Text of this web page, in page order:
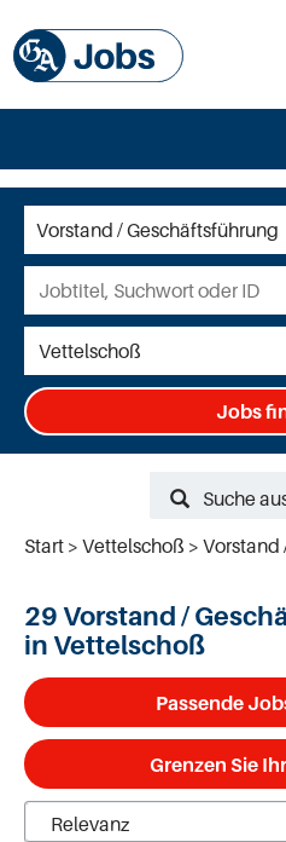
Jobs
Suche
Start
Vettelschoß Vorstand
29 Vorstand /
in Vettelschoß
Passende
Grenzen Sie